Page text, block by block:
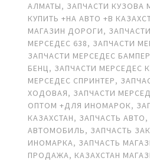
АЛМАТЫ, ЗАПЧАСТИ КУЗОВА
КУПИТЬ +НА АВТО +В
МАГАЗИН ДОРОГИ,
МЕРСЕДЕС 638, ЗАПЧАСТИ
ЗАПЧАСТИ МЕРСЕДЕС БАМПЕР
БЕНЦ, ЗАПЧАСТИ МЕРСЕДЕС
МЕРСЕДЕС СПРИНТЕР,
ХОДОВАЯ, ЗАПЧАСТИ
ОПТОМ +ДЛЯ ИНОМАРОК,
КАЗАХСТАН, ЗАПЧАСТЬ АВТО,
АВТОМОБИЛЬ, ЗАПЧАСТЬ
ИНОМАРКА, ЗАПЧАСТЬ
ПРОДАЖА, КАЗАХСТАН